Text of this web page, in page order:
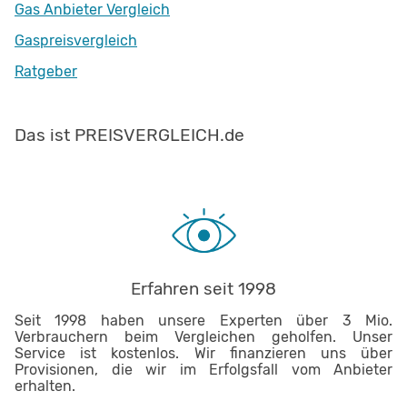
Gas Anbieter Vergleich
Gaspreisvergleich
Ratgeber
Das ist PREISVERGLEICH.de
Erfahren seit 1998
Seit 1998 haben unsere Experten über 3 Mio.
Verbrauchern beim Vergleichen geholfen. Unser
Service ist kostenlos. Wir finanzieren uns über
Provisionen, die wir im Erfolgsfall vom Anbieter
erhalten.